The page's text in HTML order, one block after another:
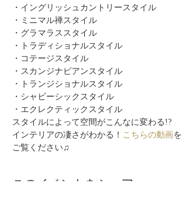
・イングリッシュカントリースタイル
・ミニマル禅スタイル
・グラマラススタイル
・トラディショナルスタイル
・コテージスタイル
・スカンジナビアンスタイル
・トランジショナルスタイル
・シャビーシックスタイル
・エクレクティックスタイル
スタイルによって空間がこんなに変わる!?
インテリアの凄さがわかる！ こちらの動画を
ご覧ください♫
このイベントをシェア